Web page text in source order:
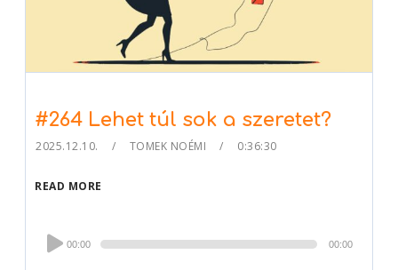
#264 Lehet túl sok a szeretet?
2025.12.10. TOMEK NOÉMI 0:36:30
READ MORE
Audio
Player
00:00 00:00